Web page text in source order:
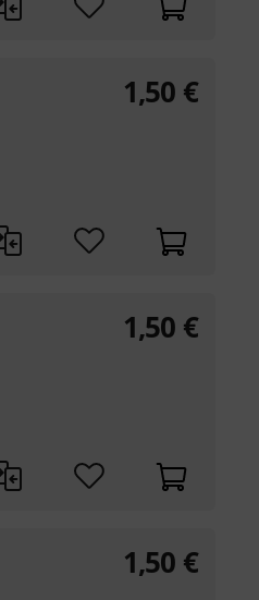
1,50 €
1,50 €
1,50 €